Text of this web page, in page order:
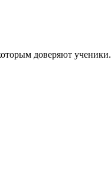
доверяют ученики.